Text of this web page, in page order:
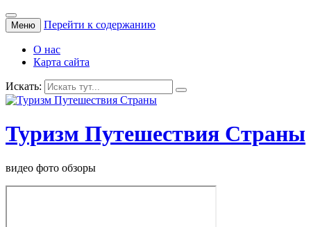
Меню Перейти к содержанию
О нас
Карта сайта
Искать:
Туризм Путешествия Страны
видео фото обзоры